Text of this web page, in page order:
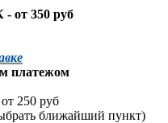
от 350 руб
платежом
250 руб
ближайший пункт)